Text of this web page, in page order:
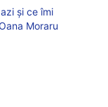
şi ce îmi
Moraru